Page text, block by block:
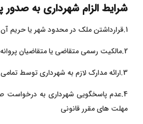
شرایط الزام شهرداری به صدور
1.قرارداشتن ملک در محدود شهر یا حریم آن
2.مالکیت رسمی متقاضی یا متقاضیان پروانه ساخت
3.ارائه مدارک لازم به شهرداری توسط تمامی مالکین رسمی
4.عدم پاسخگویی شهرداری به درخواست
مهلت های مقرر قانونی